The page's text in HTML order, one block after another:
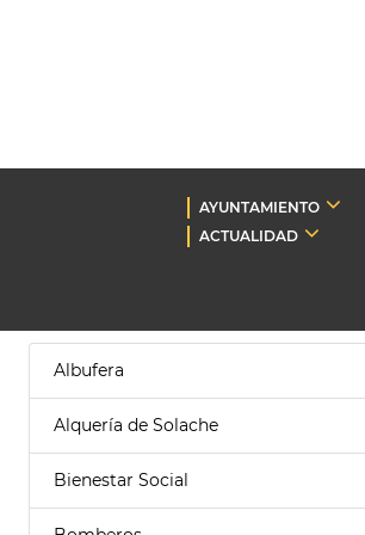
AYUNTAMIENTO
ACTUALIDAD
Albufera
Alquería de Solache
Bienestar Social